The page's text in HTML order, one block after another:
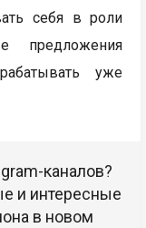
себя в роли
предложения
уже
каналов?
и интересные
в новом